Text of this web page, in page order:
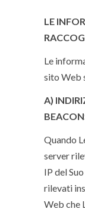
LE
Le
sito Web
A)
Quando
server
IP del
rilevati
Web che